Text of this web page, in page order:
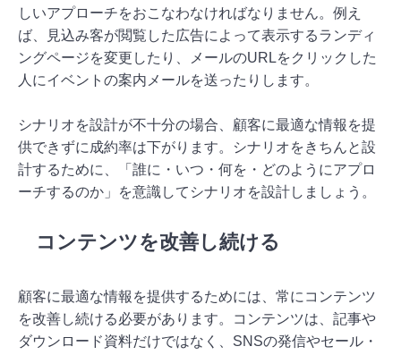
しいアプローチをおこなわなければなりません。例え
ば、見込み客が閲覧した広告によって表示するランディ
ングページを変更したり、メールのURLをクリックした
人にイベントの案内メールを送ったりします。
シナリオを設計が不十分の場合、顧客に最適な情報を提
供できずに成約率は下がります。シナリオをきちんと設
計するために、「誰に・いつ・何を・どのようにアプロ
ーチするのか」を意識してシナリオを設計しましょう。
コンテンツを改善し続ける
顧客に最適な情報を提供するためには、常にコンテンツ
を改善し続ける必要があります。コンテンツは、記事や
ダウンロード資料だけではなく、SNSの発信やセール・